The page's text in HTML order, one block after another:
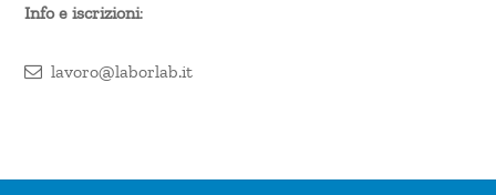
Info e iscrizioni:
lavoro@laborlab.it